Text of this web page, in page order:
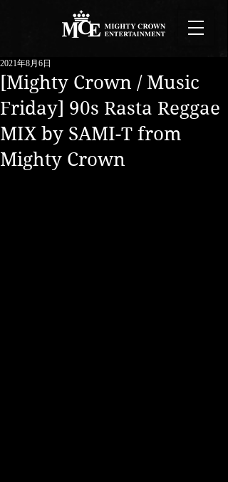
[Mighty Crown / Music
Friday] 90s Rasta Reggae
MIX by SAMI-T from
Mighty Crown
2021年8月6日